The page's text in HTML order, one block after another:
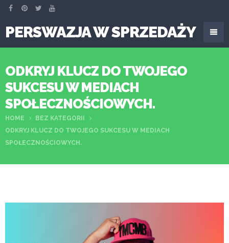
PERSWAZJA W SPRZEDAŻY
ODKRYJ KLUCZ DO TWOJEGO
SUKCESU W MEDIACH
SPOŁECZNOŚCIOWYCH.
HOME
BEZ KATEGORII
ODKRYJ KLUCZ DO TWOJEGO SUKCESU W MEDIACH
SPOŁECZNOŚCIOWYCH.